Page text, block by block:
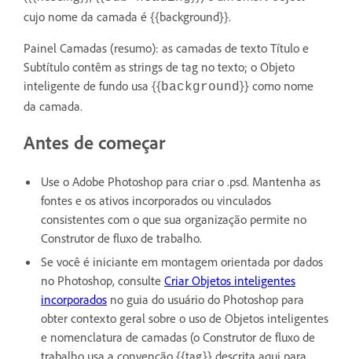
cujo nome da camada é {{background}}.
Painel Camadas (resumo): as camadas de texto Título e
Subtítulo contêm as strings de tag no texto; o Objeto
inteligente de fundo usa {{background}} como nome
da camada.
Antes de começar
Use o Adobe Photoshop para criar o .psd. Mantenha as
fontes e os ativos incorporados ou vinculados
consistentes com o que sua organização permite no
Construtor de fluxo de trabalho.
Se você é iniciante em montagem orientada por dados
no Photoshop, consulte Criar Objetos inteligentes
incorporados no guia do usuário do Photoshop para
obter contexto geral sobre o uso de Objetos inteligentes
e nomenclatura de camadas (o Construtor de fluxo de